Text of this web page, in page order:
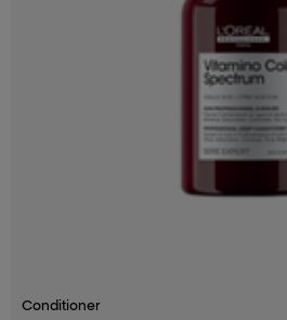
Conditioner